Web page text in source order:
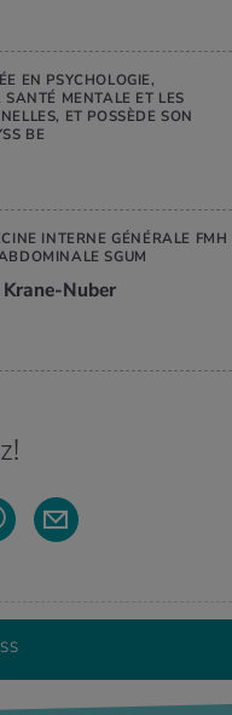
EN PSYCHOLOGIE,
MENTALE ET LES
ET POSSÈDE SON
BE
INTERNE GÉNÉRALE FMH
SGUM
Nuber